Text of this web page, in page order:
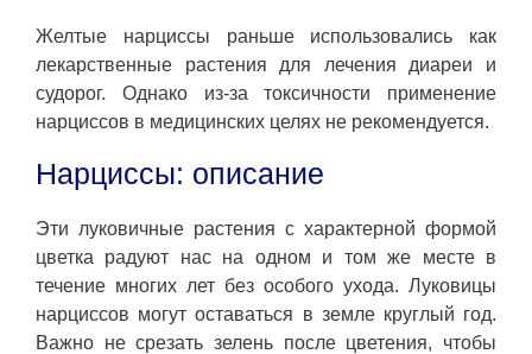
Желтые нарциссы раньше использовались как
лекарственные растения для лечения диареи и
судорог. Однако из-за токсичности применение
нарциссов в медицинских целях не рекомендуется.
Нарциссы: описание
Эти луковичные растения с характерной формой
цветка радуют нас на одном и том же месте в
течение многих лет без особого ухода. Луковицы
нарциссов могут оставаться в земле круглый год.
Важно не срезать зелень после цветения, чтобы